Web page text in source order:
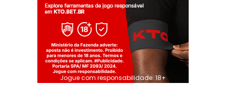
Jogue com responsabilidade. 18+